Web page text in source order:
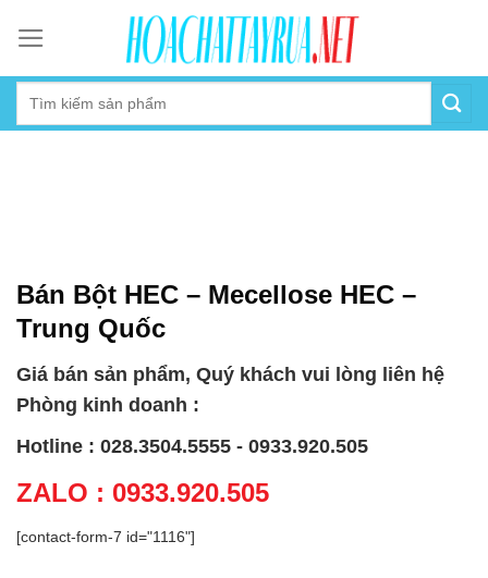
content
Bán Bột HEC – Mecellose HEC –
Trung Quốc
Giá bán sản phẩm, Quý khách vui lòng liên hệ
Phòng kinh doanh :
Hotline : 028.3504.5555 - 0933.920.505
ZALO : 0933.920.505
[contact-form-7 id="1116"]